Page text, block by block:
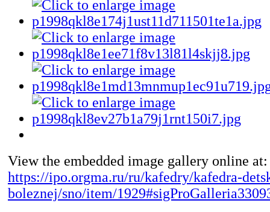
View the embedded image gallery online at:
https://ipo.orgma.ru/ru/kafedry/kafedra-
boleznej/sno/item/